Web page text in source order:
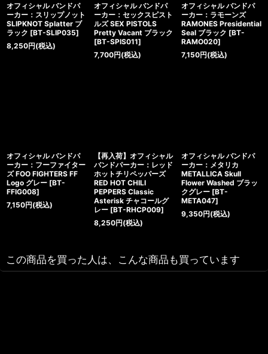
オフィシャル バンドパ
ーカー：スリップノット
SLIPKNOT Splatter ブ
ラック [BT-SLIP035]
8,250円(税込)
オフィシャル バンドパ
ーカー：セックスピスト
ルズ SEX PISTOLS
Pretty Vacant ブラック
[BT-SPIS011]
7,700円(税込)
オフィシャル バンドパ
ーカー：ラモーンズ
RAMONES Presidential
Seal ブラック [BT-
RAMO020]
7,150円(税込)
オフィシャル バンドパ
ーカー：フーファイター
ズ FOO FIGHTERS FF
Logo グレー [BT-
FFIG008]
7,150円(税込)
【再入荷】オフィシャル
バンドパーカー：レッド
ホットチリペッパーズ
RED HOT CHILI
PEPPERS Classic
Asterisk チャコールグ
レー [BT-RHCP009]
8,250円(税込)
オフィシャル バンドパ
ーカー：メタリカ
METALLICA Skull
Flower Washed ブラッ
クグレー [BT-
META047]
9,350円(税込)
この商品を買った人は、こんな商品も買っています